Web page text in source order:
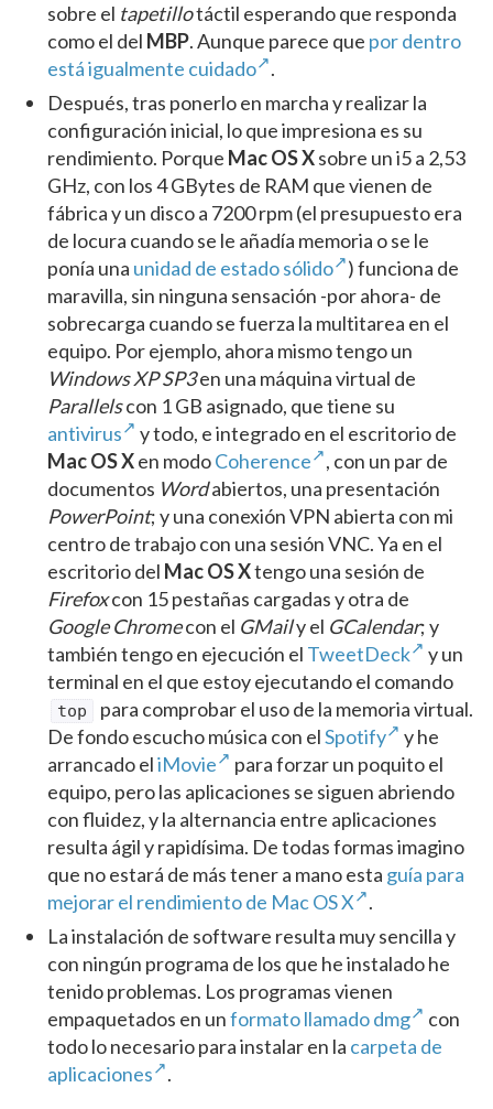
sobre el tapetillotáctil esperando que responda
como el del MBP. Aunque parece que por dentro
está igualmente cuidado
.
Después, tras ponerlo en marcha y realizar la
configuración inicial, lo que impresiona es su
rendimiento. Porque Mac OS Xsobre un i5 a 2,53
GHz, con los 4 GBytes de RAM que vienen de
fábrica y un disco a 7200 rpm (el presupuesto era
de locura cuando se le añadía memoria o se le
ponía una unidad de estado sólido
) funciona de
maravilla, sin ninguna sensación -por ahora- de
sobrecarga cuando se fuerza la multitarea en el
equipo. Por ejemplo, ahora mismo tengo un
Windows XP SP3en una máquina virtual de
Parallelscon 1 GB asignado, que tiene su
antivirus
y todo, e integrado en el escritorio de
Mac OS Xen modoCoherence
, con un par de
documentos Wordabiertos, una presentación
PowerPoint; y una conexión VPN abierta con mi
centro de trabajo con una sesión VNC. Ya en el
escritorio del Mac OS Xtengo una sesión de
Firefoxcon 15 pestañas cargadas y otra de
Google Chromecon el GMaily el GCalendar; y
también tengo en ejecución el TweetDeck
y un
terminal en el que estoy ejecutando el comando
top
para comprobar el uso de la memoria virtual.
De fondo escucho música con elSpotify
y he
arrancado eliMovie
para forzar un poquito el
equipo, pero las aplicaciones se siguen abriendo
con fluidez, y la alternancia entre aplicaciones
resulta ágil y rapidísima. De todas formas imagino
que no estará de más tener a mano esta guía para
mejorar el rendimiento de Mac OS X
.
La instalación de software resulta muy sencilla y
con ningún programa de los que he instalado he
tenido problemas. Los programas vienen
empaquetados en unformato llamado dmg
con
todo lo necesario para instalar en la carpeta de
aplicaciones
.